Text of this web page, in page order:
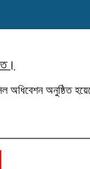
অধিবেশন অনুষ্ঠিত